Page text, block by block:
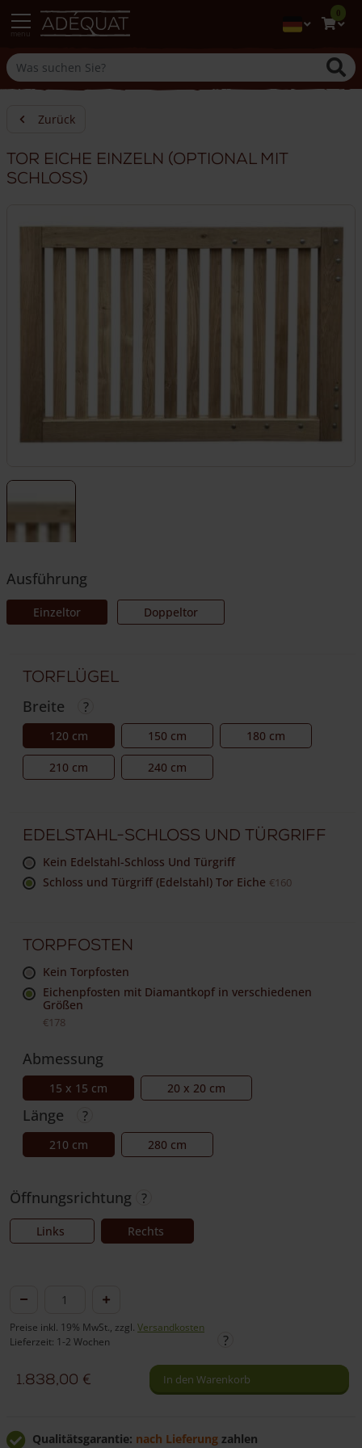
0
Zurück
Tor Eiche einzeln (optional mit
Schloss)
Ausführung
Einzeltor Doppeltor
Torflügel
Breite
120 cm 150 cm 180 cm
210 cm 240 cm
Edelstahl-Schloss und Türgriff
Kein Edelstahl-Schloss Und Türgriff
Schloss und Türgriff (Edelstahl) Tor Eiche €160
Torpfosten
Kein Torpfosten
Eichenpfosten mit Diamantkopf in verschiedenen
Größen
€178
Abmessung
15 x 15 cm 20 x 20 cm
Länge
210 cm 280 cm
Öffnungsrichtung
Links Rechts
Tor
einzeln
mit
Preise inkl. 19% MwSt., zzgl. Versandkosten
Lieferzeit: 1-2 Wochen
1.838,00 € In den Warenkorb
Qualitätsgarantie: nach Lieferung zahlen